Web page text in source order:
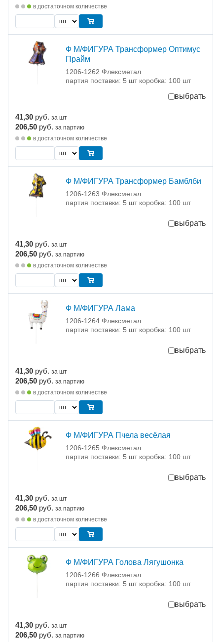
в достаточном количестве
Ф М/ФИГУРА Трансформер Оптимус
Прайм
1206-1262 Флексметал
партия поставки: 5 шт коробка: 100 шт
выбрать
41,30 руб. за шт
206,50 руб. за партию
в достаточном количестве
Ф М/ФИГУРА Трансформер Бамблби
1206-1263 Флексметал
партия поставки: 5 шт коробка: 100 шт
выбрать
41,30 руб. за шт
206,50 руб. за партию
в достаточном количестве
Ф М/ФИГУРА Лама
1206-1264 Флексметал
партия поставки: 5 шт коробка: 100 шт
выбрать
41,30 руб. за шт
206,50 руб. за партию
в достаточном количестве
Ф М/ФИГУРА Пчела весёлая
1206-1265 Флексметал
партия поставки: 5 шт коробка: 100 шт
выбрать
41,30 руб. за шт
206,50 руб. за партию
в достаточном количестве
Ф М/ФИГУРА Голова Лягушонка
1206-1266 Флексметал
партия поставки: 5 шт коробка: 100 шт
выбрать
41,30 руб. за шт
206,50 руб. за партию